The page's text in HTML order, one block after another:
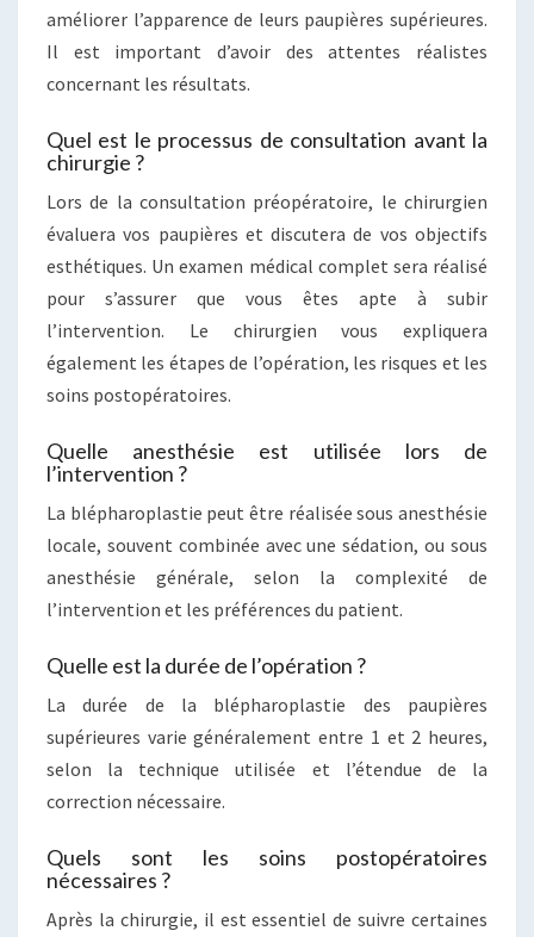
améliorer l’apparence de leurs paupières supérieures.
Il est important d’avoir des attentes réalistes
concernant les résultats.
Quel est le processus de consultation avant la
chirurgie ?
Lors de la consultation préopératoire, le chirurgien
évaluera vos paupières et discutera de vos objectifs
esthétiques. Un examen médical complet sera réalisé
pour s’assurer que vous êtes apte à subir
l’intervention. Le chirurgien vous expliquera
également les étapes de l’opération, les risques et les
soins postopératoires.
Quelle anesthésie est utilisée lors de
l’intervention ?
La blépharoplastie peut être réalisée sous anesthésie
locale, souvent combinée avec une sédation, ou sous
anesthésie générale, selon la complexité de
l’intervention et les préférences du patient.
Quelle est la durée de l’opération ?
La durée de la blépharoplastie des paupières
supérieures varie généralement entre 1 et 2 heures,
selon la technique utilisée et l’étendue de la
correction nécessaire.
Quels sont les soins postopératoires
nécessaires ?
Après la chirurgie, il est essentiel de suivre certaines